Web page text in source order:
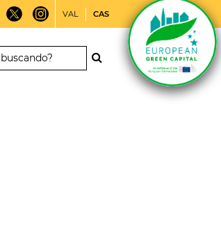
VAL CAS